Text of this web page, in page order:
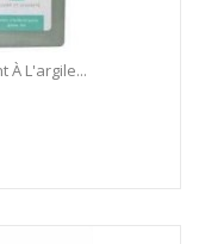
À L'argile...